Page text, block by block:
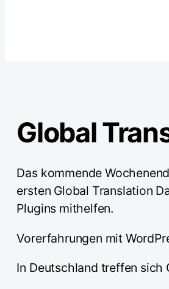
Global
Das kommende
ersten Global Translation
Plugins mithelfen.
Vorerfahrungen mit
In Deutschland treffen sich